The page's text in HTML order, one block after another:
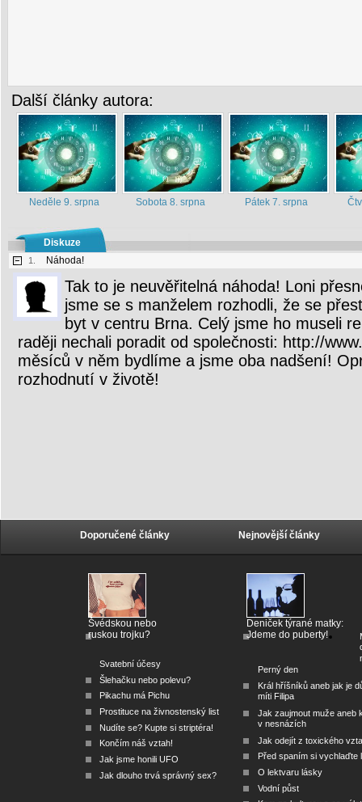
Další články autora:
Neděle 9. srpna Sobota 8. srpna Pátek 7. srpna
Diskuze
1. Náhoda!
Tak to je neuvěřitelná náhoda! Loni
jsme se s manželem rozhodli, že se
byt v centru Brna. Celý jsme ho museli
raději nechali poradit od společnosti: http://
měsíců v něm bydlíme a jsme oba nadšení!
rozhodnutí v životě!
Doporučené články
Švédskou nebo
ruskou trojku?
Svatební účesy
Šlehačku nebo polevu?
Pikachu má Pichu
Prostituce na živnostenský list
Nudíte se? Kupte si striptéra!
Končím náš vztah!
Jak jsme honili UFO
Jak dlouho trvá správný sex?
Nejnovější články
Deniček týrané matky:
Jdeme do puberty!
Perný den
Král hříšníků aneb jak je
míti Filipa
Jak zaujmout muže aneb
v nesnázích
Jak odejít z toxického
Před spaním si vychlaďte
O lektvaru lásky
Vodní půst